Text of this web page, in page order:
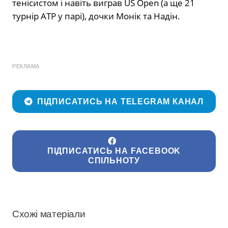
тенісистом і навіть виграв US Open (а ще 21
турнір АТР у парі), дочки Монік та Надін.
РЕКЛАМА
ПІДПИСАТИСЬ НА TELEGRAM КАНАЛ
ПІДПИСАТИСЬ НА FACEBOOK
СПІЛЬНОТУ
Схожі матеріали